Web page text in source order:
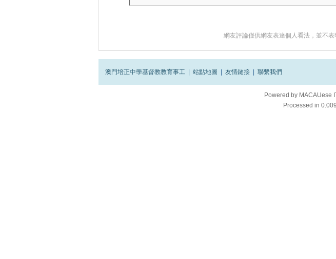
網友評論僅供網友表達個人看法，並不表
澳門培正中學基督教教育事工 站點地圖 友情鏈接 聯繫我們
Powered by MACAUese
Processed in